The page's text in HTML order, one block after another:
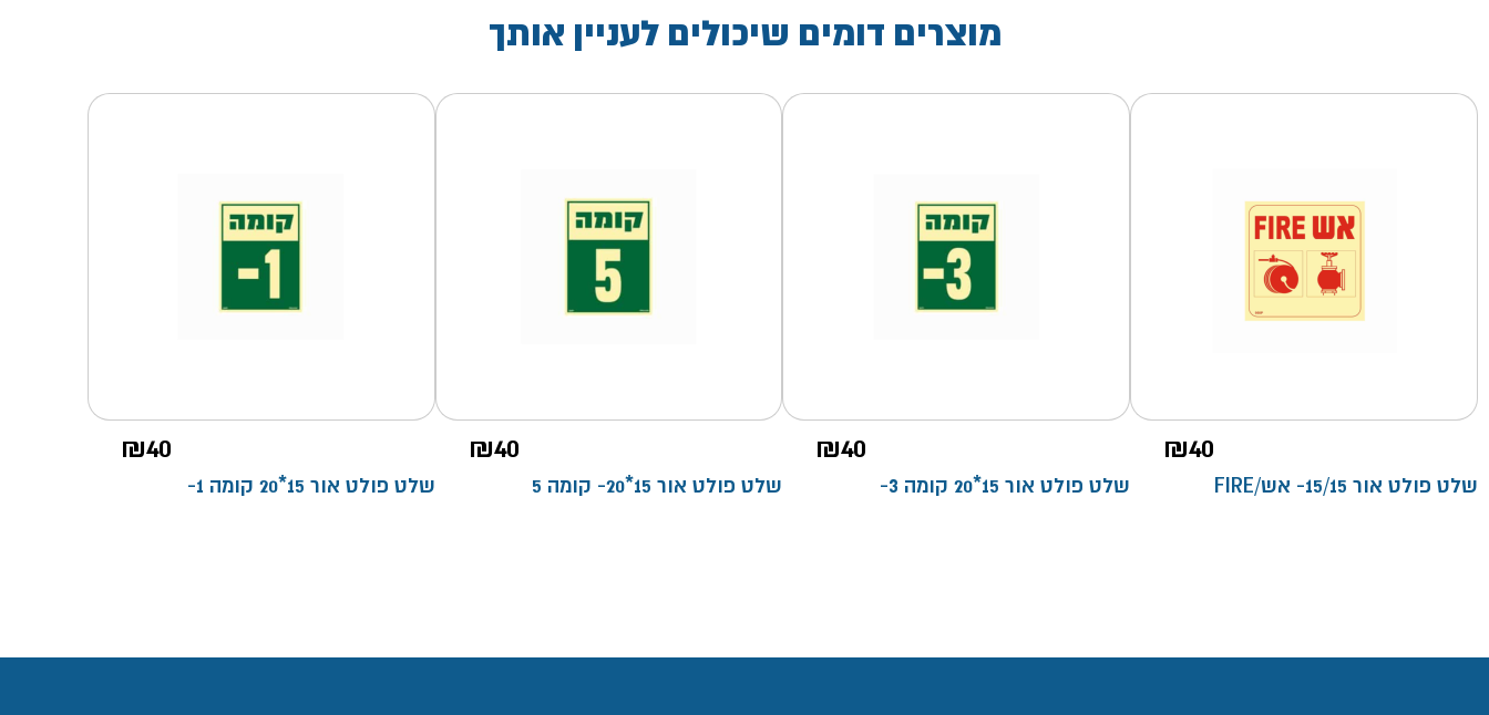
מוצרים דומים שיכולים לעניין אותך
₪40
שלט פולט אור 15/15- אש/FIRE
₪40
שלט פולט אור 15*20 קומה 3-
₪40
שלט פולט אור 15*20- קומה 5
₪40
שלט פולט אור 15*20 קומה 1-